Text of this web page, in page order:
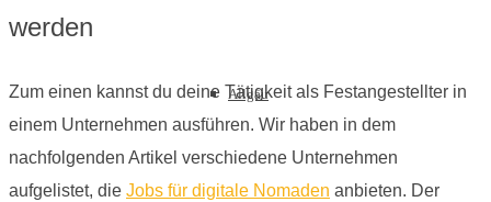
Allgäu
werden
Zum einen kannst du deine Tätigkeit als Festangestellter in
einem Unternehmen ausführen. Wir haben in dem
nachfolgenden Artikel verschiedene Unternehmen
aufgelistet, die Jobs für digitale Nomaden anbieten. Der